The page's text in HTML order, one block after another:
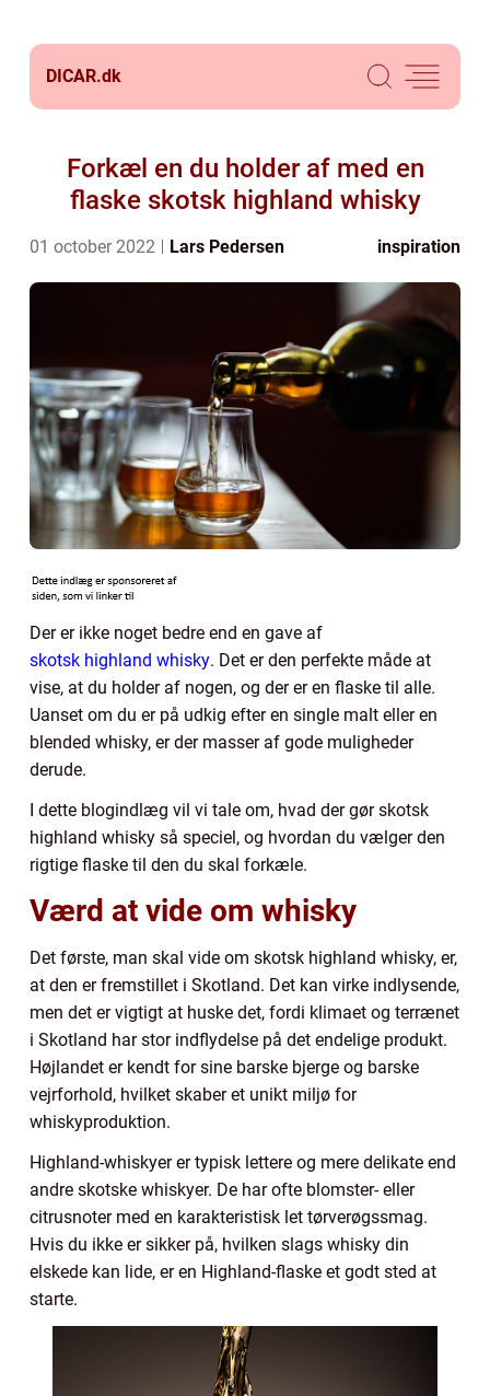
DICAR.dk
Forkæl en du holder af med en
flaske skotsk highland whisky
01 october 2022 Lars Pedersen inspiration
Der er ikke noget bedre end en gave af
skotsk highland whisky. Det er den perfekte måde at
vise, at du holder af nogen, og der er en flaske til alle.
Uanset om du er på udkig efter en single malt eller en
blended whisky, er der masser af gode muligheder
derude.
I dette blogindlæg vil vi tale om, hvad der gør skotsk
highland whisky så speciel, og hvordan du vælger den
rigtige flaske til den du skal forkæle.
Værd at vide om whisky
Det første, man skal vide om skotsk highland whisky, er,
at den er fremstillet i Skotland. Det kan virke indlysende,
men det er vigtigt at huske det, fordi klimaet og terrænet
i Skotland har stor indflydelse på det endelige produkt.
Højlandet er kendt for sine barske bjerge og barske
vejrforhold, hvilket skaber et unikt miljø for
whiskyproduktion.
Highland-whiskyer er typisk lettere og mere delikate end
andre skotske whiskyer. De har ofte blomster- eller
citrusnoter med en karakteristisk let tørverøgssmag.
Hvis du ikke er sikker på, hvilken slags whisky din
elskede kan lide, er en Highland-flaske et godt sted at
starte.